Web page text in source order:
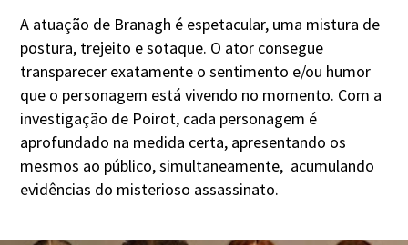
A atuação de Branagh é espetacular, uma mistura de
postura, trejeito e sotaque. O ator consegue
transparecer exatamente o sentimento e/ou humor
que o personagem está vivendo no momento. Com a
investigação de Poirot, cada personagem é
aprofundado na medida certa, apresentando os
mesmos ao público, simultaneamente, acumulando
evidências do misterioso assassinato.